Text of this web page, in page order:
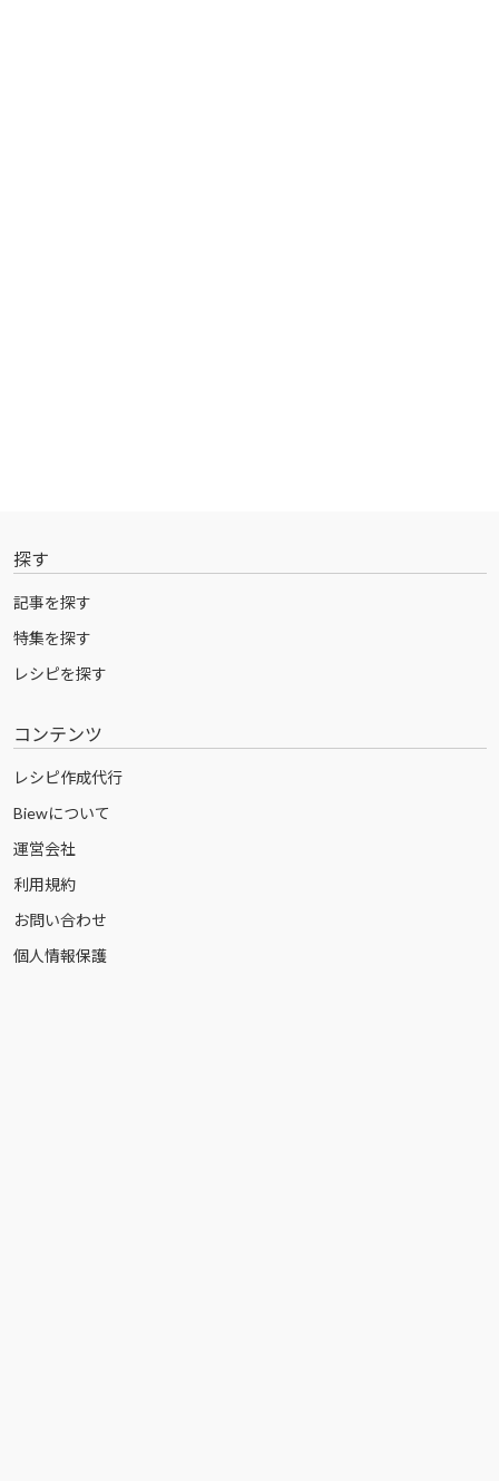
探す
記事を探す
特集を探す
レシピを探す
コンテンツ
レシピ作成代行
Biewについて
運営会社
利用規約
お問い合わせ
個人情報保護